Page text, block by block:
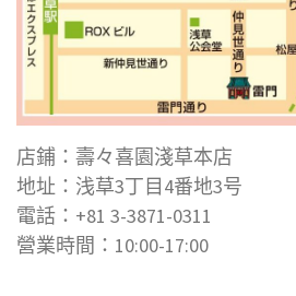
店鋪：壽々喜園淺草本店
地址：浅草3丁目4番地3号
電話：+81 3-3871-0311
營業時間：10:00-17:00